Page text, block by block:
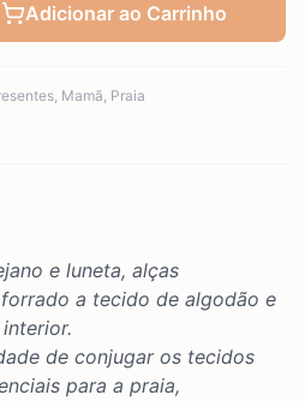
Adicionar ao Carrinho
, Mamã, Praia
e luneta, alças
a tecido de algodão e
de conjugar os tecidos
para a praia,